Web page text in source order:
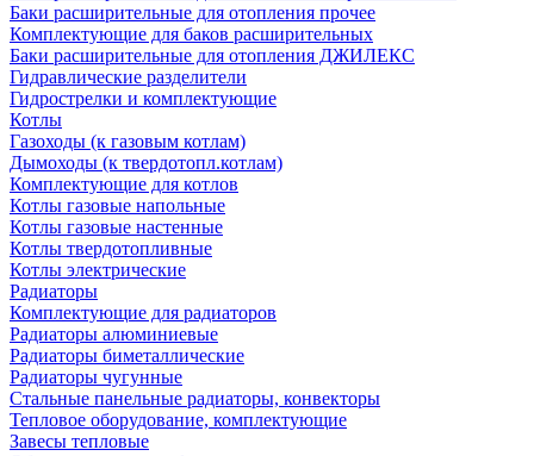
Баки расширительные для отопления прочее
Комплектующие для баков расширительных
Баки расширительные для отопления ДЖИЛЕКС
Гидравлические разделители
Гидрострелки и комплектующие
Котлы
Газоходы (к газовым котлам)
Дымоходы (к твердотопл.котлам)
Комплектующие для котлов
Котлы газовые напольные
Котлы газовые настенные
Котлы твердотопливные
Котлы электрические
Радиаторы
Комплектующие для радиаторов
Радиаторы алюминиевые
Радиаторы биметаллические
Радиаторы чугунные
Стальные панельные радиаторы, конвекторы
Тепловое оборудование, комплектующие
Завесы тепловые